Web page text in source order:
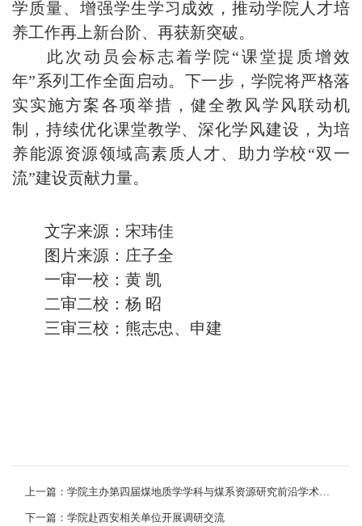
学质量、增强学生学习成效，推动学院人才培
养工作再上新台阶、再获新突破。
此次动员会标志着学院“课堂提质增效
年”系列工作全面启动。下一步，学院将严格落
实实施方案各项举措，健全教风学风联动机
制，持续优化课堂教学、深化学风建设，为培
养能源资源领域高素质人才、助力学校“双一
流”建设贡献力量。
文字来源：宋玮佳
图片来源：庄子全
一审一校：黄 凯
二审二校：杨 昭
三审三校：熊志忠、申建
上一篇：学院主办第四届煤地质学学科与煤系资源研究前沿学术论坛
下一篇：学院赴西安相关单位开展调研交流